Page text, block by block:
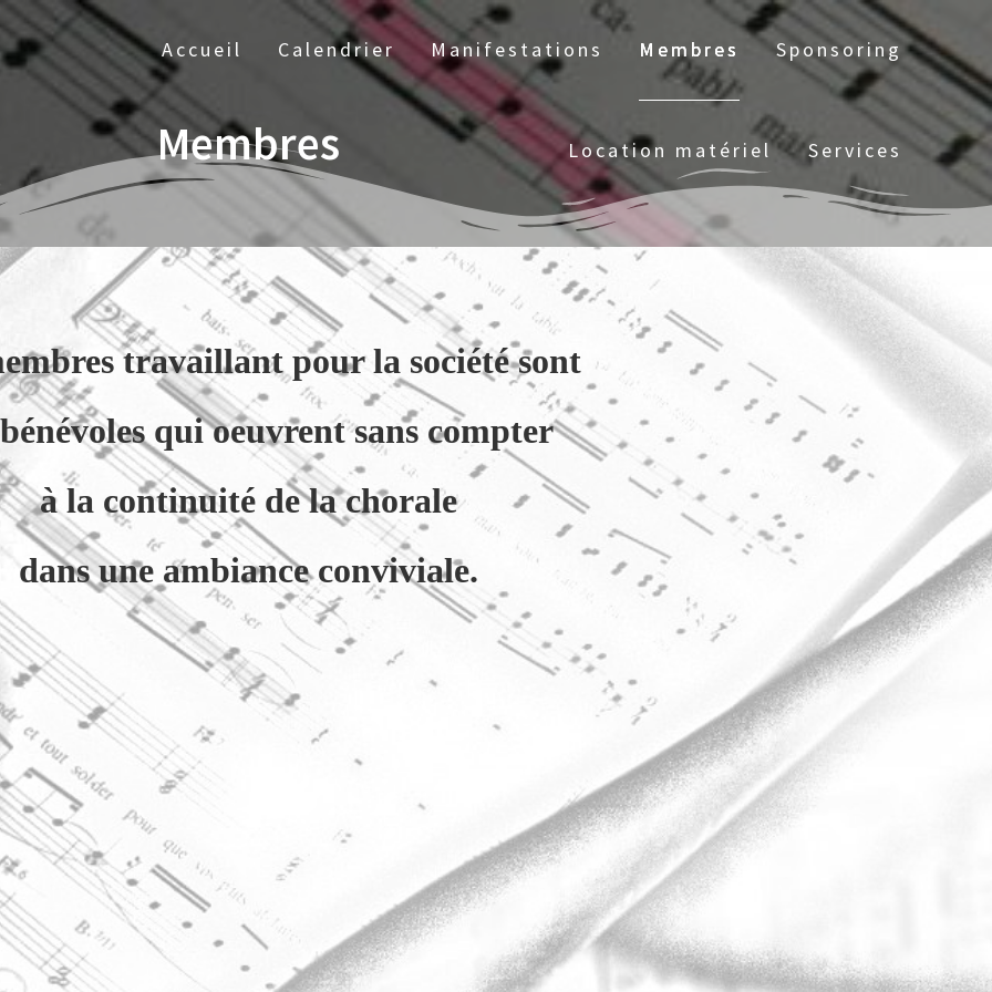
Accueil Calendrier Manifestations Membres Sponsoring
Location matériel Services
Membres
travaillant pour la société sont
qui oeuvrent sans compter
à la continuité de la chorale
dans une ambiance conviviale.